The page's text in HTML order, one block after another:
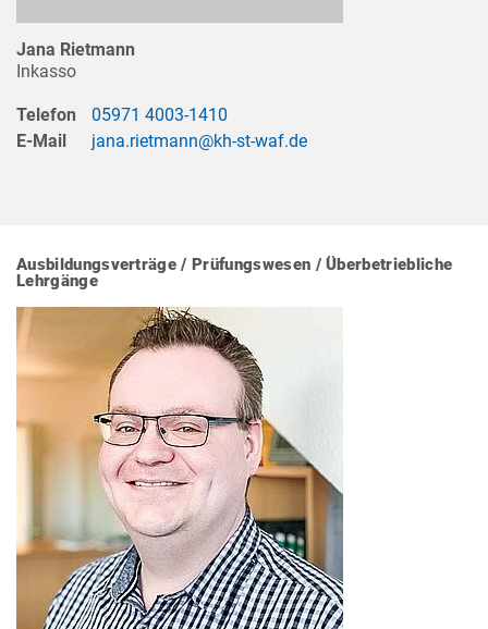
Jana Rietmann
Inkasso
Telefon
05971 4003-1410
E-Mail
jana.rietmann@kh-st-waf.de
Ausbildungsverträge / Prüfungswesen / Überbetriebliche
Lehrgänge